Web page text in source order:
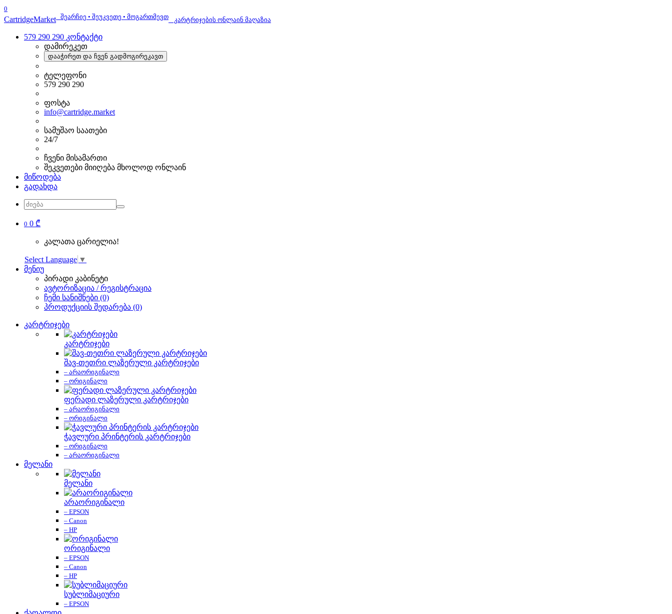
0
CartridgeMarket შეარჩიე • შეუკვეთე • მოგართმევთ კარტრიჯების ონლაინ მაღაზია
579 290 290 კონტაქტი
დამირეკეთ
დააჭირეთ და ჩვენ გადმოგირეკავთ
ტელეფონი
579 290 290
ფოსტა
info@cartridge.market
სამუშაო საათები
24/7
ჩვენი მისამართი
შეკვეთები მიიღება მხოლოდ ონლაინ
მიწოდება
გადახდა
0 0 ₾
კალათა ცარიელია!
Select Language ▼
მენიუ
პირადი კაბინეტი
ავტორიზაცია / რეგისტრაცია
ჩემი სანიშნები (0)
პროდუქციის შედარება (0)
კარტრიჯები
კარტრიჯები
შავ-თეთრი ლაზერული კარტრიჯები
– არაორიგინალი
– ორიგინალი
ფერადი ლაზერული კარტრიჯები
– არაორიგინალი
– ორიგინალი
ჭავლური პრინტერის კარტრიჯები
– ორიგინალი
– არაორიგინალი
მელანი
მელანი
არაორიგინალი
– EPSON
– Canon
– HP
ორიგინალი
– EPSON
– Canon
– HP
სუბლიმაციური
– EPSON